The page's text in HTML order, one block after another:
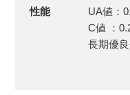
性能
UA値：
C値 ：
長期優